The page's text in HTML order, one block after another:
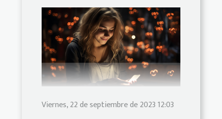
Viernes, 22 de septiembre de 2023 12:03